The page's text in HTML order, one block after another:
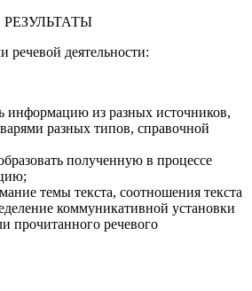
речевой деятельности:
информацию из разных источников,
разных типов, справочной
полученную в процессе
темы текста, соотношения текста
коммуникативной установки
прочитанного речевого